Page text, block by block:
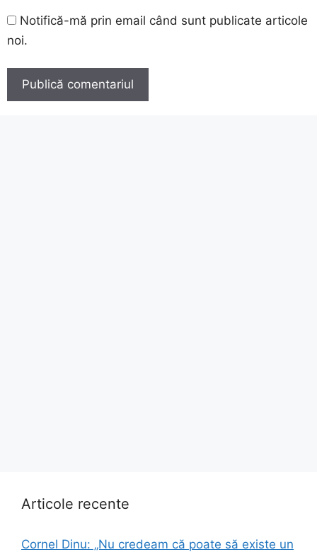
Notifică-mă prin email când sunt publicate articole
noi.
Articole recente
Cornel Dinu: „Nu credeam că poate să existe un